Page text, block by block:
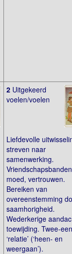
2 Uitgekeerd
voelen/voelen
Liefdevolle
streven naar
samenwerking.
moed, vertrouwen.
Bereiken van
overeenstemming
saamhorigheid.
Wederkerige
toewijding. Twee-
‘relatie’ (‘heen- en
weergaan’).